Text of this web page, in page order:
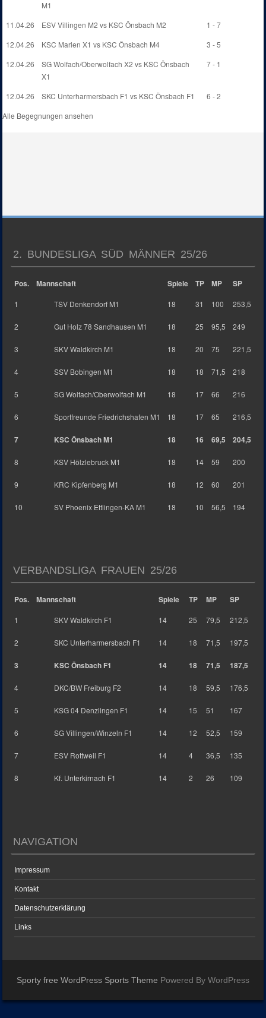
M1
11.04.26 ESV Villingen M2 vs KSC Önsbach M2
1 - 7
12.04.26
KSC Marlen X1 vs KSC Önsbach M4
3 - 5
12.04.26
SG Wolfach/Oberwolfach X2 vs KSC Önsbach
X1
7 - 1
12.04.26 SKC Unterharmersbach F1 vs KSC Önsbach F1
6 - 2
Alle Begegnungen ansehen
2. BUNDESLIGA SÜD MÄNNER 25/26
Pos. Mannschaft Spiele TP MP SP
1 TSV Denkendorf M1 18 31 100 253,5
2 Gut Holz 78 Sandhausen M1 18 25 95,5 249
3 SKV Waldkirch M1 18 20 75 221,5
4 SSV Bobingen M1 18 18 71,5 218
5 SG Wolfach/Oberwolfach M1 18 17 66 216
6 Sportfreunde Friedrichshafen M1 18 17 65 216,5
7 KSC Önsbach M1 18 16 69,5 204,5
8 KSV Hölzlebruck M1 18 14 59 200
9 KRC Kipfenberg M1 18 12 60 201
10 SV Phoenix Ettlingen-KA M1 18 10 56,5 194
VERBANDSLIGA FRAUEN 25/26
Pos. Mannschaft Spiele TP MP SP
1 SKV Waldkirch F1 14 25 79,5 212,5
2 SKC Unterharmersbach F1 14 18 71,5 197,5
3 KSC Önsbach F1 14 18 71,5 187,5
4 DKC/BW Freiburg F2 14 18 59,5 176,5
5 KSG 04 Denzlingen F1 14 15 51 167
6 SG Villingen/Winzeln F1 14 12 52,5 159
7 ESV Rottweil F1 14 4 36,5 135
8 Kf. Unterkirnach F1 14 2 26 109
NAVIGATION
Impressum
Kontakt
Datenschutzerklärung
Links
Sporty free WordPress Sports Theme Powered By WordPress